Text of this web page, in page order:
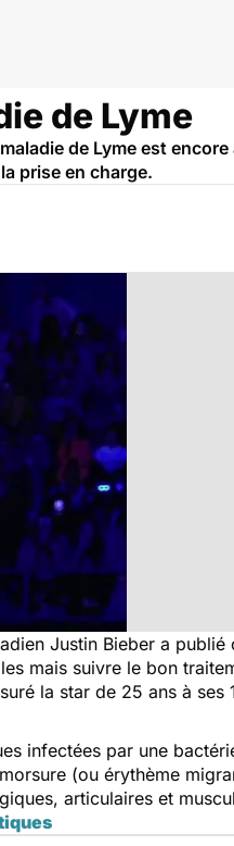
de Lyme
de Lyme est
prise en charge.
Justin Bieber a
mais suivre le bon
la star de 25 ans à ses
infectées par une
(ou érythème
articulaires et